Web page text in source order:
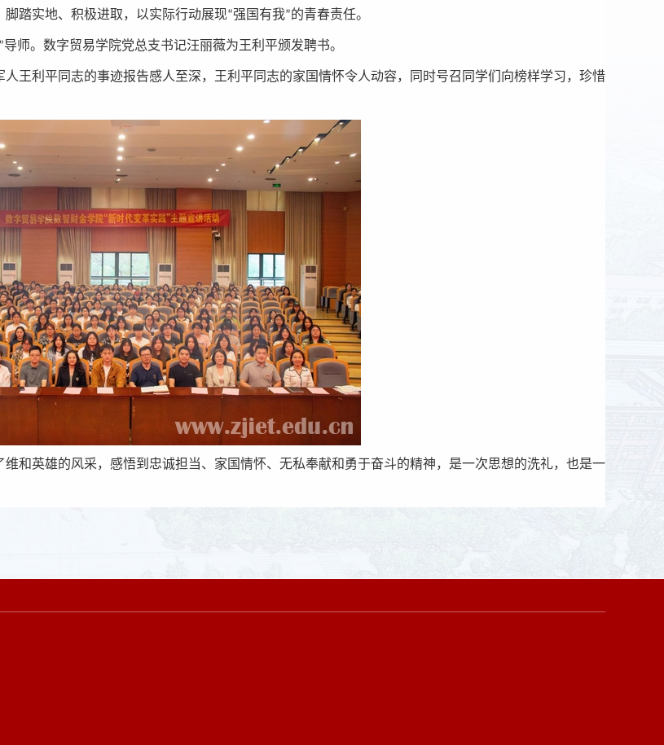
踏实地、积极进取，以实际行动展现“强国有我”的青春责任。
师。数字贸易学院党总支书记汪丽薇为王利平颁发聘书。
王利平同志的事迹报告感人至深，王利平同志的家国情怀令人动容，同时号召同学们向榜样学习，珍惜
和英雄的风采，感悟到忠诚担当、家国情怀、无私奉献和勇于奋斗的精神，是一次思想的洗礼，也是一